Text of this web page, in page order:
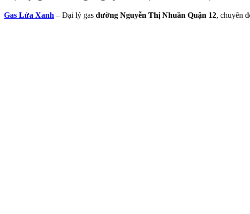
Gas Lửa Xanh – Đại lý gas đường Nguyễn Thị Nhuần Quận 12, chuyên